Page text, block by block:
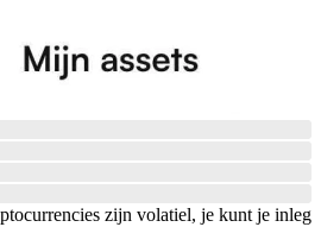
zijn volatiel, je kunt je inleg